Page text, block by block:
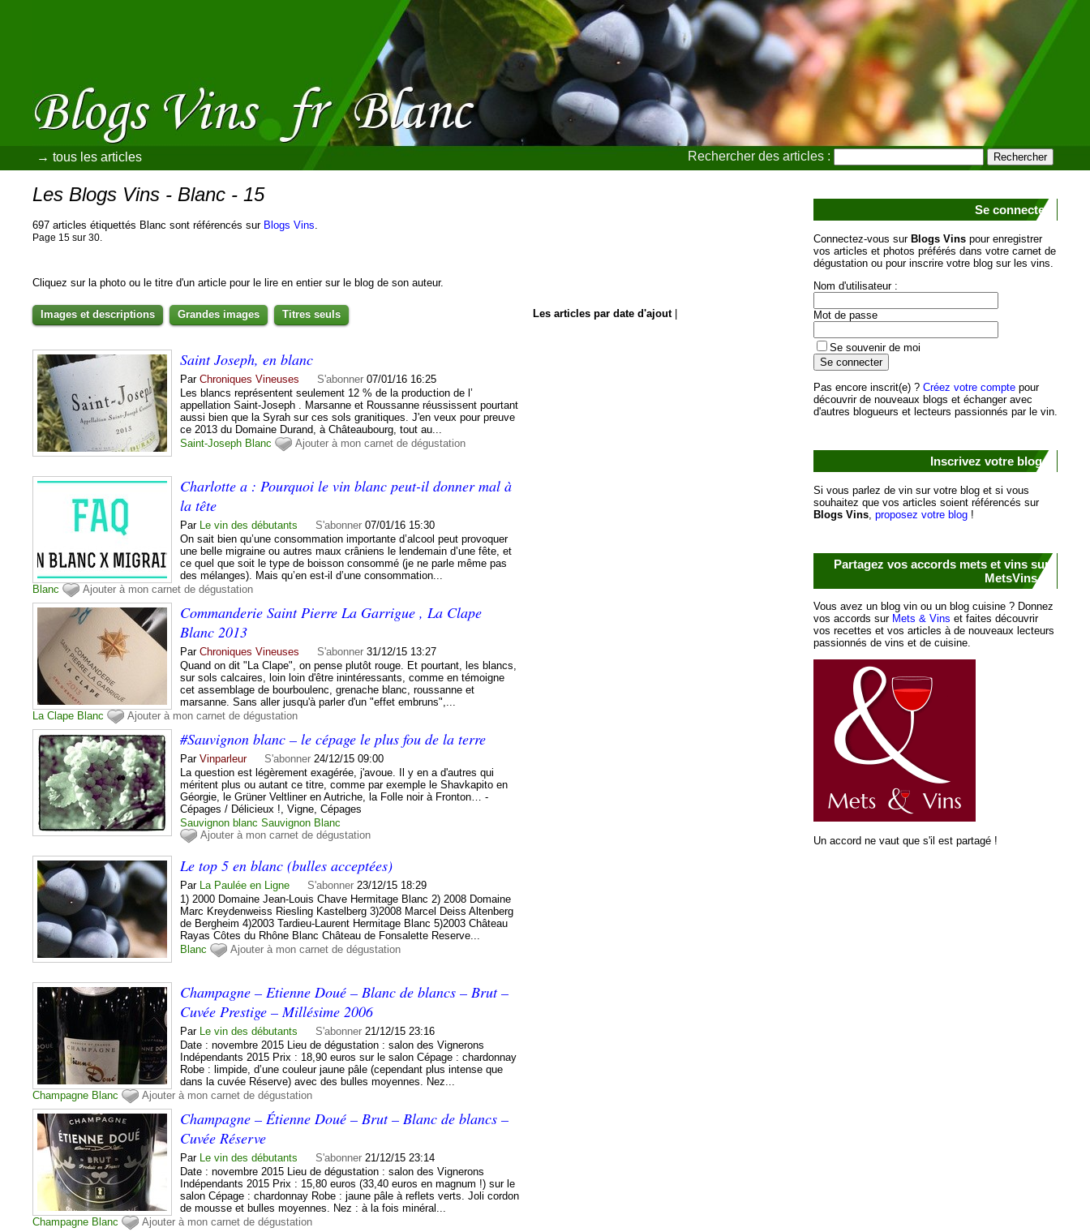
→ tous les articles Rechercher des articles :
Les Blogs Vins - Blanc - 15
697 articles étiquettés Blanc sont référencés sur Blogs Vins.
Page 15 sur 30.
Cliquez sur la photo ou le titre d'un article pour le lire en entier sur le blog de son auteur.
Images et descriptions Grandes images Titres seuls Les articles par date d'ajout|
Saint Joseph, en blanc
ParChroniques Vineuses S'abonner 07/01/16 16:25
Les blancs représentent seulement 12 % de la production de l’
appellation Saint-Joseph . Marsanne et Roussanne réussissent pourtant
aussi bien que la Syrah sur ces sols granitiques. J'en veux pour preuve
ce 2013 du Domaine Durand, à Châteaubourg, tout au...
Saint-Joseph Blanc Ajouter à mon carnet de dégustation
Charlotte a : Pourquoi le vin blanc peut-il donner mal à
la tête
Par Le vin des débutants S'abonner 07/01/16 15:30
On sait bien qu’une consommation importante d’alcool peut provoquer
une belle migraine ou autres maux crâniens le lendemain d’une fête, et
ce quel que soit le type de boisson consommé (je ne parle même pas
des mélanges). Mais qu’en est-il d’une consommation...
Blanc
Ajouter à mon carnet de dégustation
Commanderie Saint Pierre La Garrigue , La Clape
Blanc 2013
ParChroniques Vineuses S'abonner 31/12/15 13:27
Quand on dit "La Clape", on pense plutôt rouge. Et pourtant, les blancs,
sur sols calcaires, loin loin d'être inintéressants, comme en témoigne
cet assemblage de bourboulenc, grenache blanc, roussanne et
marsanne. Sans aller jusqu'à parler d'un "effet embruns",...
La Clape Blanc Ajouter à mon carnet de dégustation
#Sauvignon blanc – le cépage le plus fou de la terre
ParVinparleur S'abonner 24/12/15 09:00
La question est légèrement exagérée, j'avoue. Il y en a d'autres qui
méritent plus ou autant ce titre, comme par exemple le Shavkapito en
Géorgie, le Grüner Veltliner en Autriche, la Folle noir à Fronton… -
Cépages / Délicieux !, Vigne, Cépages
Sauvignon blanc Sauvignon Blanc
Ajouter à mon carnet de dégustation
Le top 5 en blanc (bulles acceptées)
Par La Paulée en Ligne S'abonner 23/12/15 18:29
1) 2000 Domaine Jean-Louis Chave Hermitage Blanc 2) 2008 Domaine
Marc Kreydenweiss Riesling Kastelberg 3)2008 Marcel Deiss Altenberg
de Bergheim 4)2003 Tardieu-Laurent Hermitage Blanc 5)2003 Château
Rayas Côtes du Rhône Blanc Château de Fonsalette Reserve...
Blanc
Ajouter à mon carnet de dégustation
Champagne – Etienne Doué – Blanc de blancs – Brut –
Cuvée Prestige – Millésime 2006
Par Le vin des débutants S'abonner 21/12/15 23:16
Date : novembre 2015 Lieu de dégustation : salon des Vignerons
Indépendants 2015 Prix : 18,90 euros sur le salon Cépage : chardonnay
Robe : limpide, d’une couleur jaune pâle (cependant plus intense que
dans la cuvée Réserve) avec des bulles moyennes. Nez...
Champagne Blanc Ajouter à mon carnet de dégustation
Champagne – Étienne Doué – Brut – Blanc de blancs –
Cuvée Réserve
Par Le vin des débutants S'abonner 21/12/15 23:14
Date : novembre 2015 Lieu de dégustation : salon des Vignerons
Indépendants 2015 Prix : 15,80 euros (33,40 euros en magnum !) sur le
salon Cépage : chardonnay Robe : jaune pâle à reflets verts. Joli cordon
de mousse et bulles moyennes. Nez : à la fois minéral...
Champagne Blanc Ajouter à mon carnet de dégustation
Se connecter
Connectez-vous sur Blogs Vinspour enregistrer
vos articles et photos préférés dans votre carnet de
dégustation ou pour inscrire votre blog sur les vins.
Nom d'utilisateur :
Mot de passe
Se souvenir de moi
Pas encore inscrit(e) ? Créez votre comptepour
découvrir de nouveaux blogs et échanger avec
d'autres blogueurs et lecteurs passionnés par le vin.
Inscrivez votre blog !
Si vous parlez de vin sur votre blog et si vous
souhaitez que vos articles soient référencés sur
Blogs Vins, proposez votre blog!
Partagez vos accords mets et vins sur
MetsVins.fr
Vous avez un blog vin ou un blog cuisine ? Donnez
vos accords sur Mets & Vins et faites découvrir
vos recettes et vos articles à de nouveaux lecteurs
passionnés de vins et de cuisine.
Un accord ne vaut que s'il est partagé !